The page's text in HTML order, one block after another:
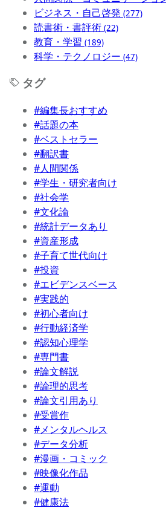
ビジネス・自己啓発 (277)
読書術・書評術 (22)
教育・学習 (189)
科学・テクノロジー (47)
タグ
#編集長おすすめ
#話題の本
#ベストセラー
#翻訳書
#人間関係
#学生・研究者向け
#社会学
#文化論
#統計データあり
#資産形成
#子育て世代向け
#投資
#エビデンスベース
#実践的
#初心者向け
#行動経済学
#認知心理学
#専門書
#論文解説
#論理的思考
#論文引用あり
#受賞作
#メンタルヘルス
#データ分析
#漫画・コミック
#映像化作品
#運動
#健康法